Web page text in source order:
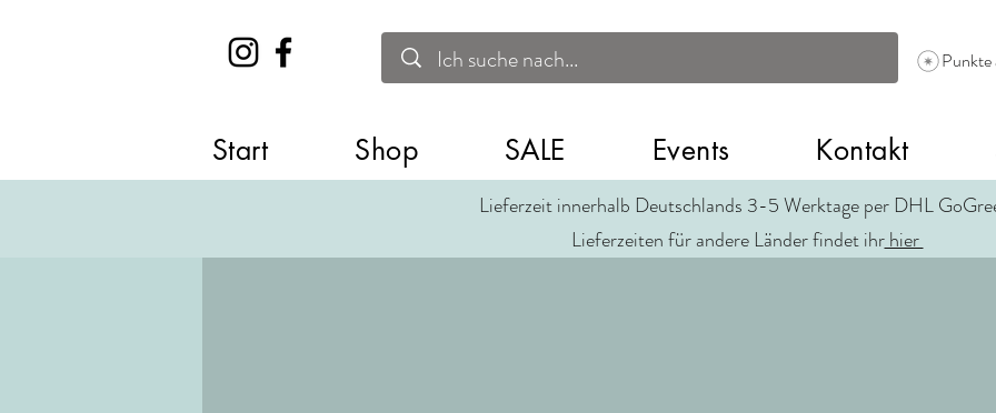
Punkte
Start Shop SALE Events Kontakt
Lieferzeit innerhalb Deutschlands 3-5 Werktage per DHL
Lieferzeiten für andere Länder findet ihrhier